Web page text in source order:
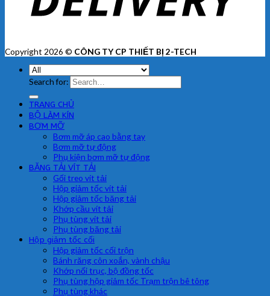
Copyright 2026 © CÔNG TY CP THIẾT BỊ 2-TECH
Search for:
TRANG CHỦ
BỘ LÀM KÍN
BƠM MỠ
Bơm mỡ áp cao bằng tay
Bơm mỡ tự động
Phụ kiện bơm mỡ tự động
BĂNG TẢI VÍT TẢI
Gối treo vít tải
Hộp giảm tốc vít tải
Hộp giảm tốc băng tải
Khớp cầu vít tải
Phụ tùng vít tải
Phụ tùng băng tải
Hộp giảm tốc cối
Hộp giảm tốc cối trộn
Bánh răng côn xoắn, vành chậu
Khớp nối trục, bộ đồng tốc
Phụ tùng hộp giảm tốc Trạm trộn bê tông
Phụ tùng khác